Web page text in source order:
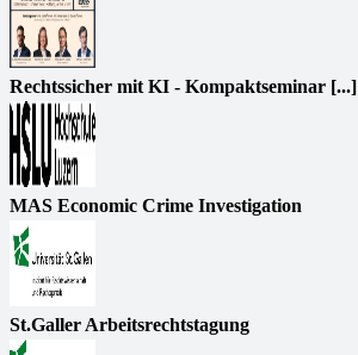
Rechtssicher mit KI - Kompaktseminar [...]
MAS Economic Crime Investigation
St.Galler Arbeitsrechtstagung